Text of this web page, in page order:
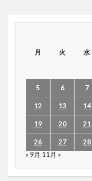
月 火 水
5 6 7
12 13 14
19 20 21
26 27 28
« 9月 11月 »